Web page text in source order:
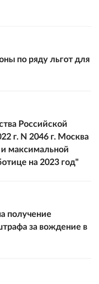
по ряду льгот для
Российской
г. N 2046 г. Москва
максимальной
на 2023 год"
получение
за вождение в